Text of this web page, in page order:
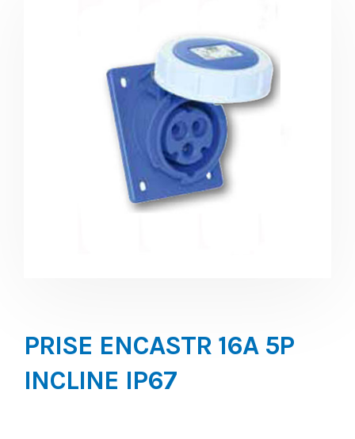
PRISE ENCASTR 16A 5P
INCLINE IP67